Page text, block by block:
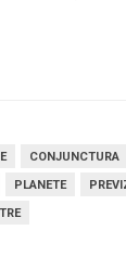
CONJUNCTURA
PLANETE